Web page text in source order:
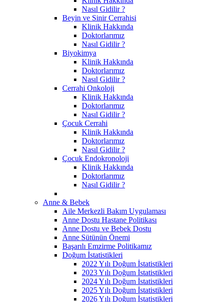
Nasıl Gidilir ?
Beyin ve Sinir Cerrahisi
Klinik Hakkında
Doktorlarımız
Nasıl Gidilir ?
Biyokimya
Klinik Hakkında
Doktorlarımız
Nasıl Gidilir ?
Cerrahi Onkoloji
Klinik Hakkında
Doktorlarımız
Nasıl Gidilir ?
Çocuk Cerrahi
Klinik Hakkında
Doktorlarımız
Nasıl Gidilir ?
Çocuk Endokronoloji
Klinik Hakkında
Doktorlarımız
Nasıl Gidilir ?
Anne & Bebek
Aile Merkezli Bakım Uygulaması
Anne Dostu Hastane Politikası
Anne Dostu ve Bebek Dostu
Anne Sütünün Önemi
Başarılı Emzirme Politikamız
Doğum İstatistikleri
2022 Yılı Doğum İstatistikleri
2023 Yılı Doğum İstatistikleri
2024 Yılı Doğum İstatistikleri
2025 Yılı Doğum İstatistikleri
2026 Yılı Doğum İstatistikleri